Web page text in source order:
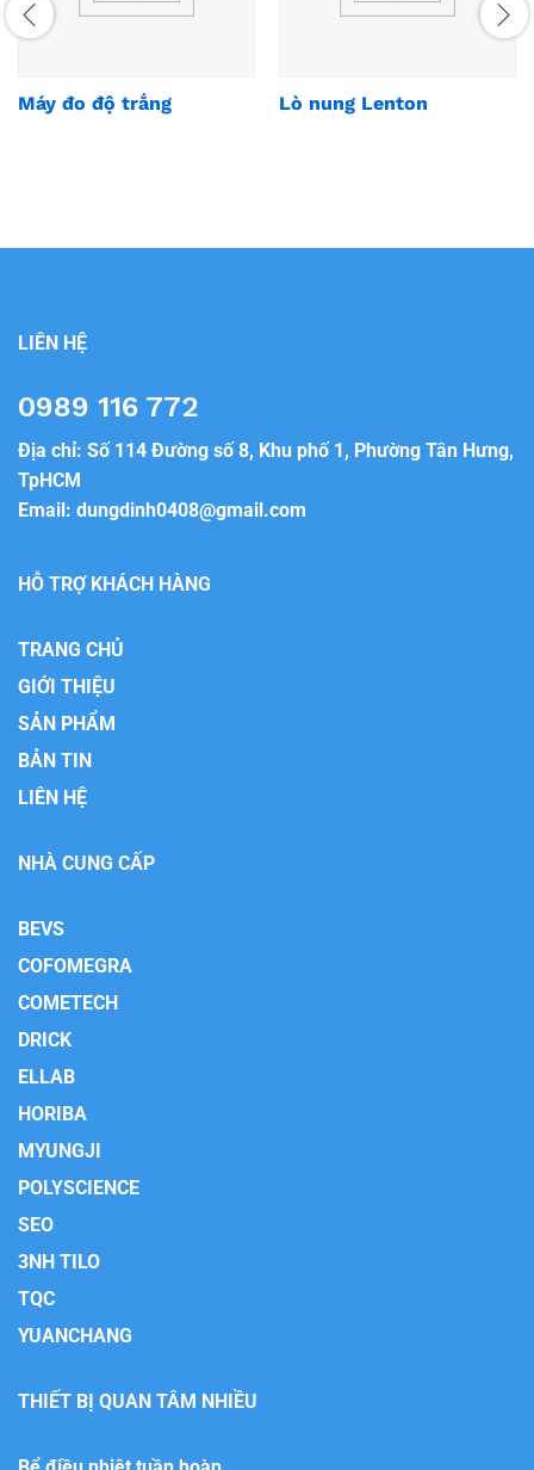
Máy đo độ trắng Lò nung Lenton
LIÊN HỆ
0989 116 772
Địa chỉ: Số 114 Đường số 8, Khu phố 1, Phường Tân Hưng,
TpHCM
Email: dungdinh0408@gmail.com
HỖ TRỢ KHÁCH HÀNG
TRANG CHỦ
GIỚI THIỆU
SẢN PHẨM
BẢN TIN
LIÊN HỆ
NHÀ CUNG CẤP
BEVS
COFOMEGRA
COMETECH
DRICK
ELLAB
HORIBA
MYUNGJI
POLYSCIENCE
SEO
3NH TILO
TQC
YUANCHANG
THIẾT BỊ QUAN TÂM NHIỀU